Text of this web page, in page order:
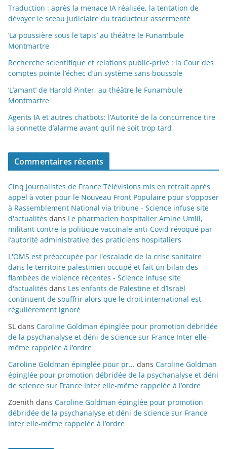
Traduction : après la menace IA réalisée, la tentation de
dévoyer le sceau judiciaire du traducteur assermenté
‘La poussière sous le tapis’ au théâtre le Funambule
Montmartre
Recherche scientifique et relations public-privé : la Cour des
comptes pointe l’échec d’un système sans boussole
‘L’amant’ de Harold Pinter, au théâtre le Funambule
Montmartre
Agents IA et autres chatbots: l’Autorité de la concurrence tire
la sonnette d’alarme avant qu’il ne soit trop tard
Commentaires récents
Cinq journalistes de France Télévisions mis en retrait après
appel à voter pour le Nouveau Front Populaire pour s'opposer
à Rassemblement National via tribune - Science infuse site
d'actualités dans Le pharmacien hospitalier Amine Umlil,
militant contre la politique vaccinale anti-Covid révoqué par
l’autorité administrative des praticiens hospitaliers
L'OMS est préoccupée par l'escalade de la crise sanitaire
dans le territoire palestinien occupé et fait un bilan des
flambées de violence récentes - Science infuse site
d'actualités dans Les enfants de Palestine et d’Israël
continuent de souffrir alors que le droit international est
régulièrement ignoré
SL dans Caroline Goldman épinglée pour promotion débridée
de la psychanalyse et déni de science sur France Inter elle-
même rappelée à l’ordre
Caroline Goldman épinglée pour pr... dans Caroline Goldman
épinglée pour promotion débridée de la psychanalyse et déni
de science sur France Inter elle-même rappelée à l’ordre
Zoenith dans Caroline Goldman épinglée pour promotion
débridée de la psychanalyse et déni de science sur France
Inter elle-même rappelée à l’ordre